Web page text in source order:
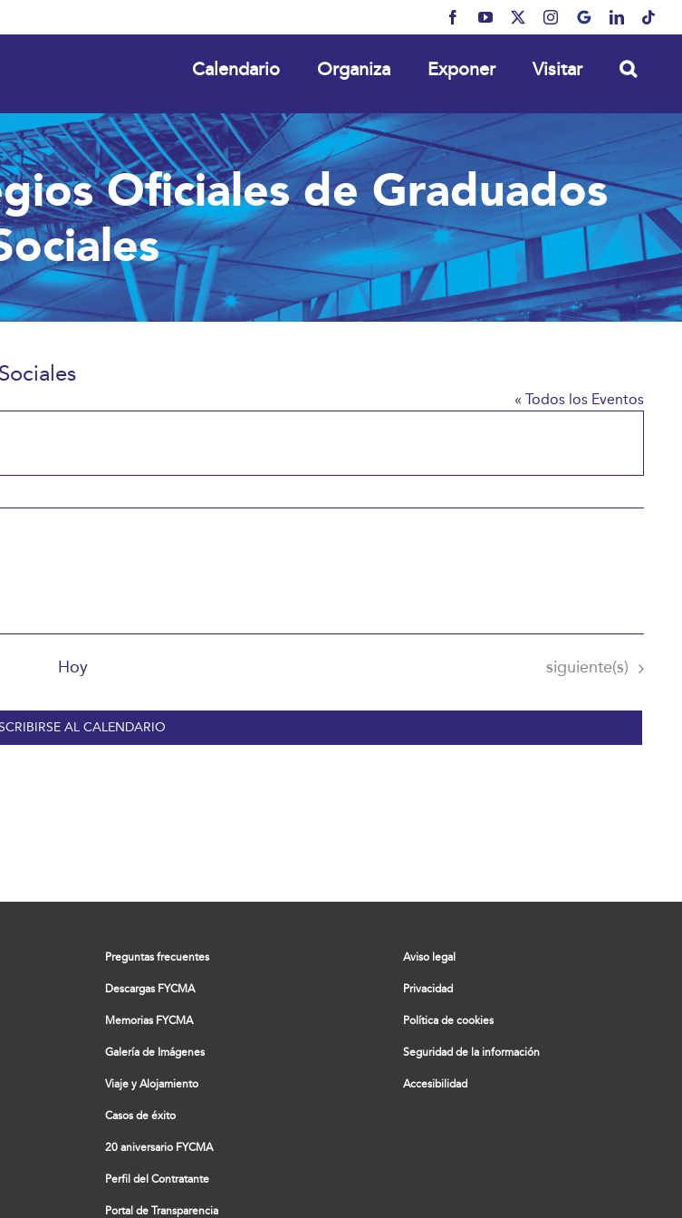
FacebookYouTube Instagram
MyBusinessLinkedIn
Calendario Organiza Exponer Visitar
Oficiales de Graduados
« Todos los Eventos
Hoy Eventos
siguiente(s)
AL CALENDARIO
Preguntas frecuentes
Descargas FYCMA
Memorias FYCMA
Galería de Imágenes
Viaje y Alojamiento
Casos de éxito
20 aniversario FYCMA
Perfil del Contratante
Portal de Transparencia
Aviso legal
Privacidad
Política de cookies
Seguridad de la información
Accesibilidad